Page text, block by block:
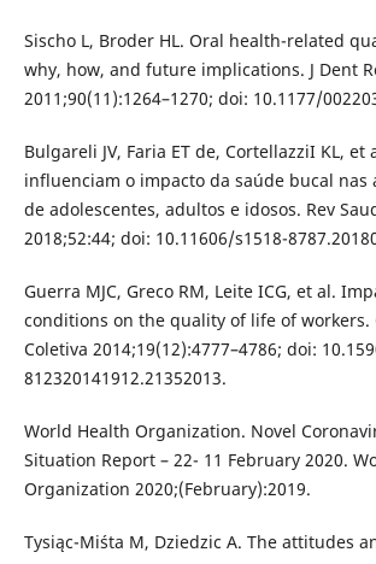
Sischo L, Broder HL. Oral health-related
why, how, and future implications. J Dent
2011;90(11):1264–1270; doi: 10.1177/
Bulgareli JV, Faria ET de, CortellazziI KL, et
influenciam o impacto da saúde bucal nas
de adolescentes, adultos e idosos. Rev
2018;52:44; doi: 10.11606/s1518-
Guerra MJC, Greco RM, Leite ICG, et al.
conditions on the quality of life of workers.
Coletiva 2014;19(12):4777–4786; doi:
812320141912.21352013.
World Health Organization. Novel
Situation Report – 22- 11 February 2020.
Organization 2020;(February):2019.
Tysiąc-Miśta M, Dziedzic A. The attitudes